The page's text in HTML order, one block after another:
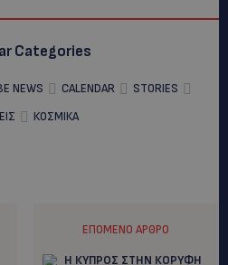
Categories
NEWS CALENDAR
STORIES
ΚΟΣΜΙΚΑ
ΕΠΌΜΕΝΟ ΆΡΘΡΟ